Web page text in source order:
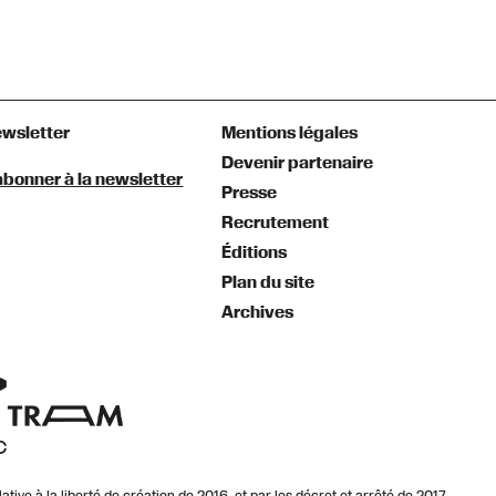
à la newsletter
Mentions légales
Devenir partenaire
Presse
Recrutement
Éditions
Plan du site
Archives